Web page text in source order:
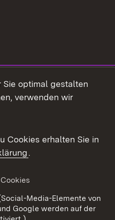
Datenschutz
Barrierefreiheit
Cookies
Sie optimal gestalten
verwenden wir
Cookies erhalten Sie in
.
Media-Elemente von
Google werden auf der